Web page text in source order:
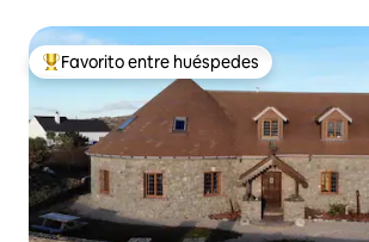
De los mejores en Favorito entre huéspedes
Favorito entre huéspedes